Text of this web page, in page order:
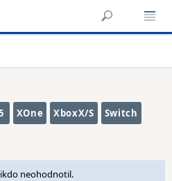
XOne XboxX/S Switch
neohodnotil.